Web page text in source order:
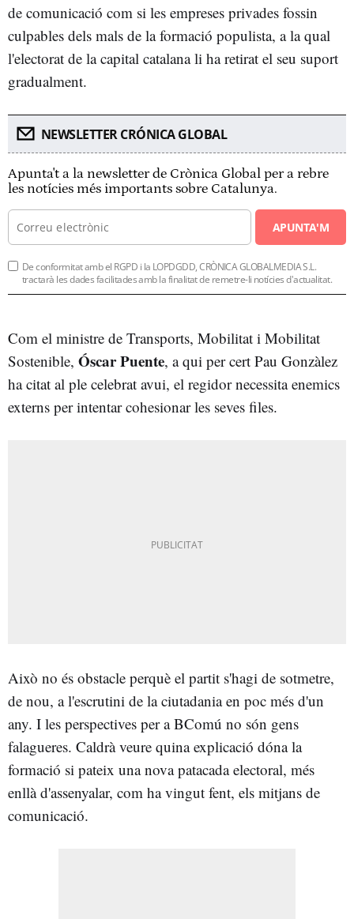
de comunicació com si les empreses privades fossin
culpables dels mals de la formació populista, a la qual
l'electorat de la capital catalana li ha retirat el seu suport
gradualment.
NEWSLETTER CRÓNICA GLOBAL
Apunta't a la newsletter de Crònica Global per a rebre
les notícies més importants sobre Catalunya.
APUNTA'M
De conformitat amb el RGPD i la LOPDGDD, CRÒNICA GLOBALMEDIA S.L.
tractarà les dades facilitades amb la finalitat de remetre-li notícies d'actualitat.
Com el ministre de Transports, Mobilitat i Mobilitat
Sostenible, Óscar Puente, a qui per cert Pau Gonzàlez
ha citat al ple celebrat avui, el regidor necessita enemics
externs per intentar cohesionar les seves files.
Això no és obstacle perquè el partit s'hagi de sotmetre,
de nou, a l'escrutini de la ciutadania en poc més d'un
any. I les perspectives per a BComú no són gens
falagueres. Caldrà veure quina explicació dóna la
formació si pateix una nova patacada electoral, més
enllà d'assenyalar, com ha vingut fent, els mitjans de
comunicació.